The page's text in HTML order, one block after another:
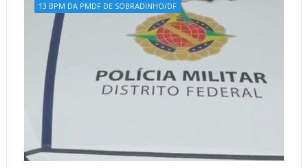
13 BPM DA PMDF DE SOBRADINHO/DF